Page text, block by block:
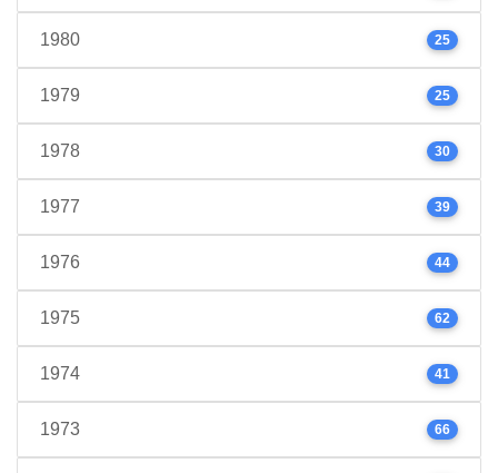
1980 25
1979 25
1978 30
1977 39
1976 44
1975 62
1974 41
1973 66